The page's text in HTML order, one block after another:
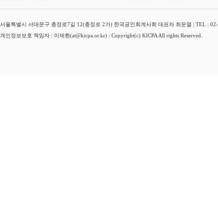
서울특별시 서대문구 충정로7길 12(충정로 2가) 한국공인회계사회 대표자 최운열 | TEL :
개인정보보호 책임자 : 이재환(at@kicpa.or.kr) : Copyright(c) KICPA All rights Reserved.